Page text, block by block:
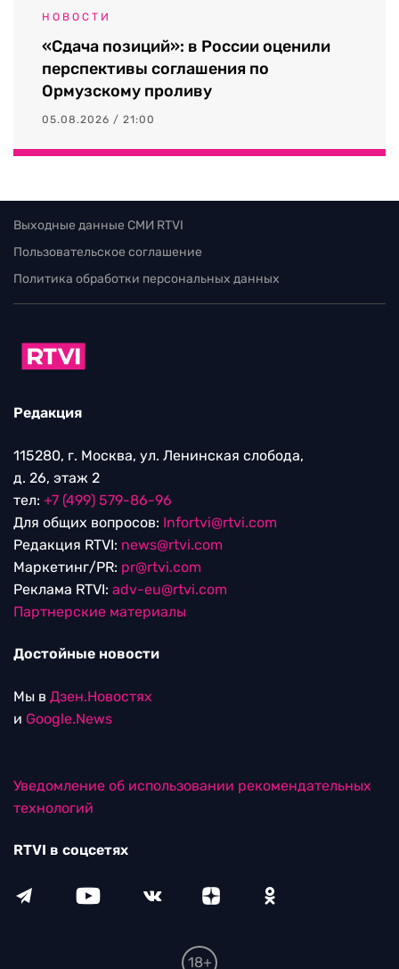
НОВОСТИ
«Сдача позиций»: в России оценили
перспективы соглашения по
Ормузскому проливу
05.08.2026 / 21:00
Выходные данные СМИ RTVI
Пользовательское соглашение
Политика обработки персональных данных
Редакция
115280, г. Москва, ул. Ленинская слобода,
д. 26, этаж 2
тел: +7 (499) 579-86-96
Для общих вопросов: Infortvi@rtvi.com
Редакция RTVI: news@rtvi.com
Маркетинг/PR: pr@rtvi.com
Реклама RTVI: adv-eu@rtvi.com
Партнерские материалы
Достойные новости
Мы в Дзен.Новостях
и Google.News
Уведомление об использовании рекомендательных
технологий
RTVI в соцсетях
18+